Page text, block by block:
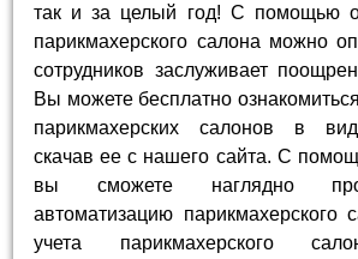
так и за целый год! С помощью
парикмахерского салона можно
сотрудников заслуживает
Вы можете бесплатно
парикмахерских салонов в
скачав ее с нашего сайта. С
вы сможете наглядно
автоматизацию парикмахерского
учета парикмахерского